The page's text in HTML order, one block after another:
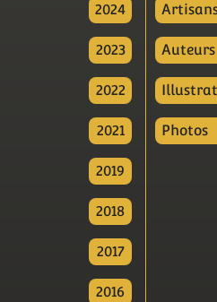
2024
2023
2022
2021
2019
2018
2017
2016
Auteurs
Photos